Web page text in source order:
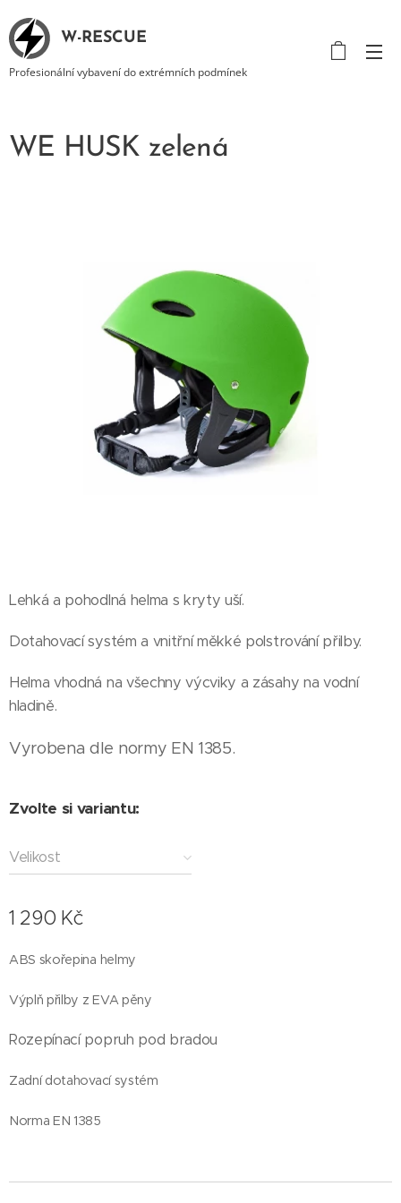
W-RESCUE
Profesionální vybavení do extrémních podmínek
WE HUSK zelená
Lehká a pohodlná helma s kryty uší.
Dotahovací systém a vnitřní měkké polstrování přilby.
Helma vhodná na všechny výcviky a zásahy na vodní
hladině.
Vyrobena dle normy EN 1385.
Zvolte si variantu:
Velikost
1 290 Kč
ABS skořepina helmy
Výplň přilby z EVA pěny
Rozepínací popruh pod bradou
Zadní dotahovací systém
Norma EN 1385